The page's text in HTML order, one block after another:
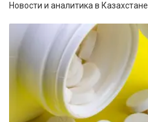
Новости и аналитика в Казахстане